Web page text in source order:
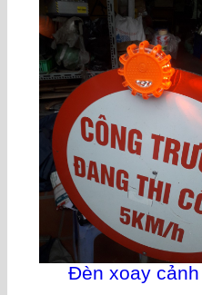
Đèn xoay